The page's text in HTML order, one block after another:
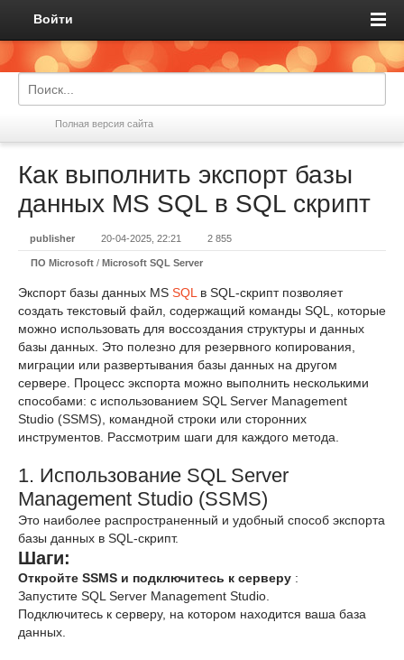
Войти
Полная версия сайта
Как выполнить экспорт базы
данных MS SQL в SQL скрипт
publisher 20-04-2025, 22:21 2 855
ПО Microsoft / Microsoft SQL Server
Экспорт базы данных MS SQL в SQL-скрипт позволяет
создать текстовый файл, содержащий команды SQL, которые
можно использовать для воссоздания структуры и данных
базы данных. Это полезно для резервного копирования,
миграции или развертывания базы данных на другом
сервере. Процесс экспорта можно выполнить несколькими
способами: с использованием SQL Server Management
Studio (SSMS), командной строки или сторонних
инструментов. Рассмотрим шаги для каждого метода.
1. Использование SQL Server
Management Studio (SSMS)
Это наиболее распространенный и удобный способ экспорта
базы данных в SQL-скрипт.
Шаги:
Откройте SSMS и подключитесь к серверу :
Запустите SQL Server Management Studio.
Подключитесь к серверу, на котором находится ваша база
данных.